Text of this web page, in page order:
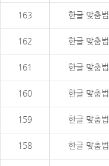
163 한글 맞춤법
162 한글 맞춤법
161 한글 맞춤법
160 한글 맞춤법
159 한글 맞춤법
158 한글 맞춤법